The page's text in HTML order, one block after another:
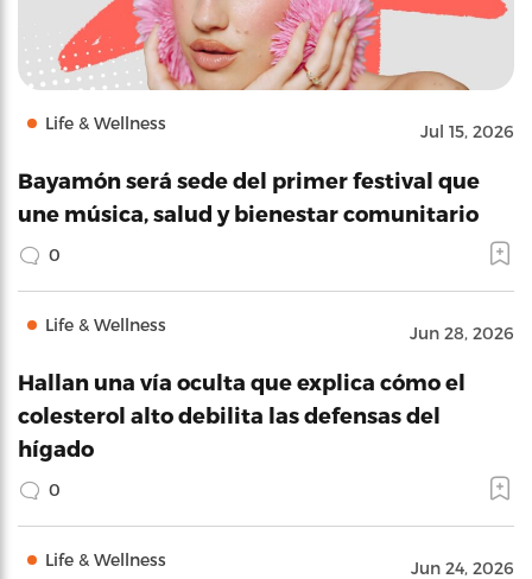
Life & Wellness Jul 15, 2026
Bayamón será sede del primer festival que
une música, salud y bienestar comunitario
0
Life & Wellness Jun 28, 2026
Hallan una vía oculta que explica cómo el
colesterol alto debilita las defensas del
hígado
0
Life & Wellness Jun 24, 2026